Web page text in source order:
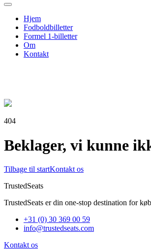
Hjem
Fodboldbilletter
Formel 1-billetter
Om
Kontakt
404
Beklager, vi kunne
Tilbage til startKontakt os
TrustedSeats
TrustedSeats er din one-stop destination for
+31 (0) 30 369 00 59
info@trustedseats.com
Kontakt os